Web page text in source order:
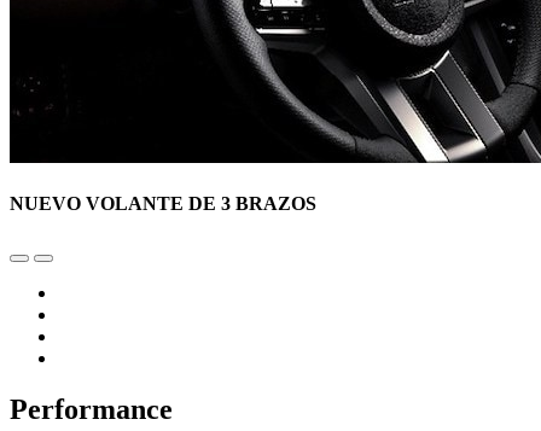
NUEVO VOLANTE DE 3 BRAZOS
Performance